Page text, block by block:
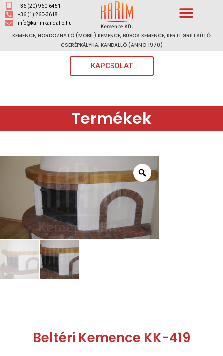
+36 (20) 960-6451
+36 (1) 260-3618
info@karimkandallo.hu
KEMENCE, HORDOZHATÓ (MOBIL) KEMENCE, BÚBOS KEMENCE, KERTI GRILLSÜTŐ
CSERÉPKÁLYHA, KANDALLÓ (ANNO 1970)
KAPCSOLAT
Termékek
Beltéri Kemence KK-419